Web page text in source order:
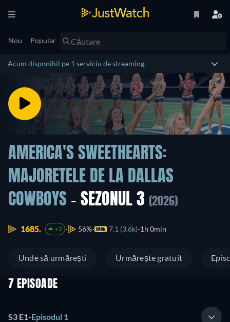
Nou Popular
Acum disponibil pe 1 serviciu de streaming.
AMERICA'S SWEETHEARTS:
MAJORETELE DE LA DALLAS
COWBOYS - SEZONUL 3 (2026)
1685. +2 56% 7.1 (3.6k) 1h 0min
Unde să urmărești Urmărește gratuit
7 EPISOADE
S3 E1-Episodul 1